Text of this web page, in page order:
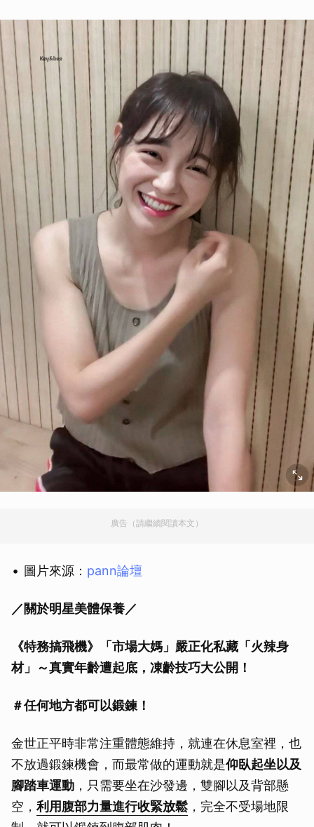
廣告（請繼續閱讀本文）
圖片來源： pann論壇
／關於明星美體保養／
《特務搞飛機》「市場大媽」嚴正化私藏「火辣身
材」～真實年齡遭起底，凍齡技巧大公開！
＃任何地方都可以鍛鍊！
金世正平時非常注重體態維持，就連在休息室裡，也
不放過鍛鍊機會，而最常做的運動就是仰臥起坐以及
腳踏車運動 ，只需要坐在沙發邊，雙腳以及背部懸
空，利用腹部力量進行收緊放鬆 ，完全不受場地限